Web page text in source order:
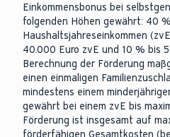
können Sie ganz einfach hier
Einkommensbonus bei
folgenden Höhen gewährt: 40
Haushaltsjahreseinkommen
40.000 Euro zvE und 10 % bis
Berechnung der Förderung
einen einmaligen
mindestens einem
gewährt bei einem zvE bis
Förderung ist insgesamt auf